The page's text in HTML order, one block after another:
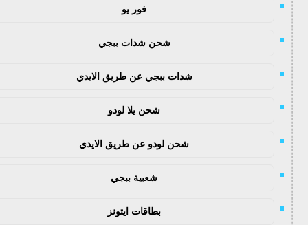
فور يو
شحن شدات ببجي
شدات ببجي عن طريق الايدي
شحن يلا لودو
شحن لودو عن طريق الايدي
شعبية ببجي
بطاقات ايتونز